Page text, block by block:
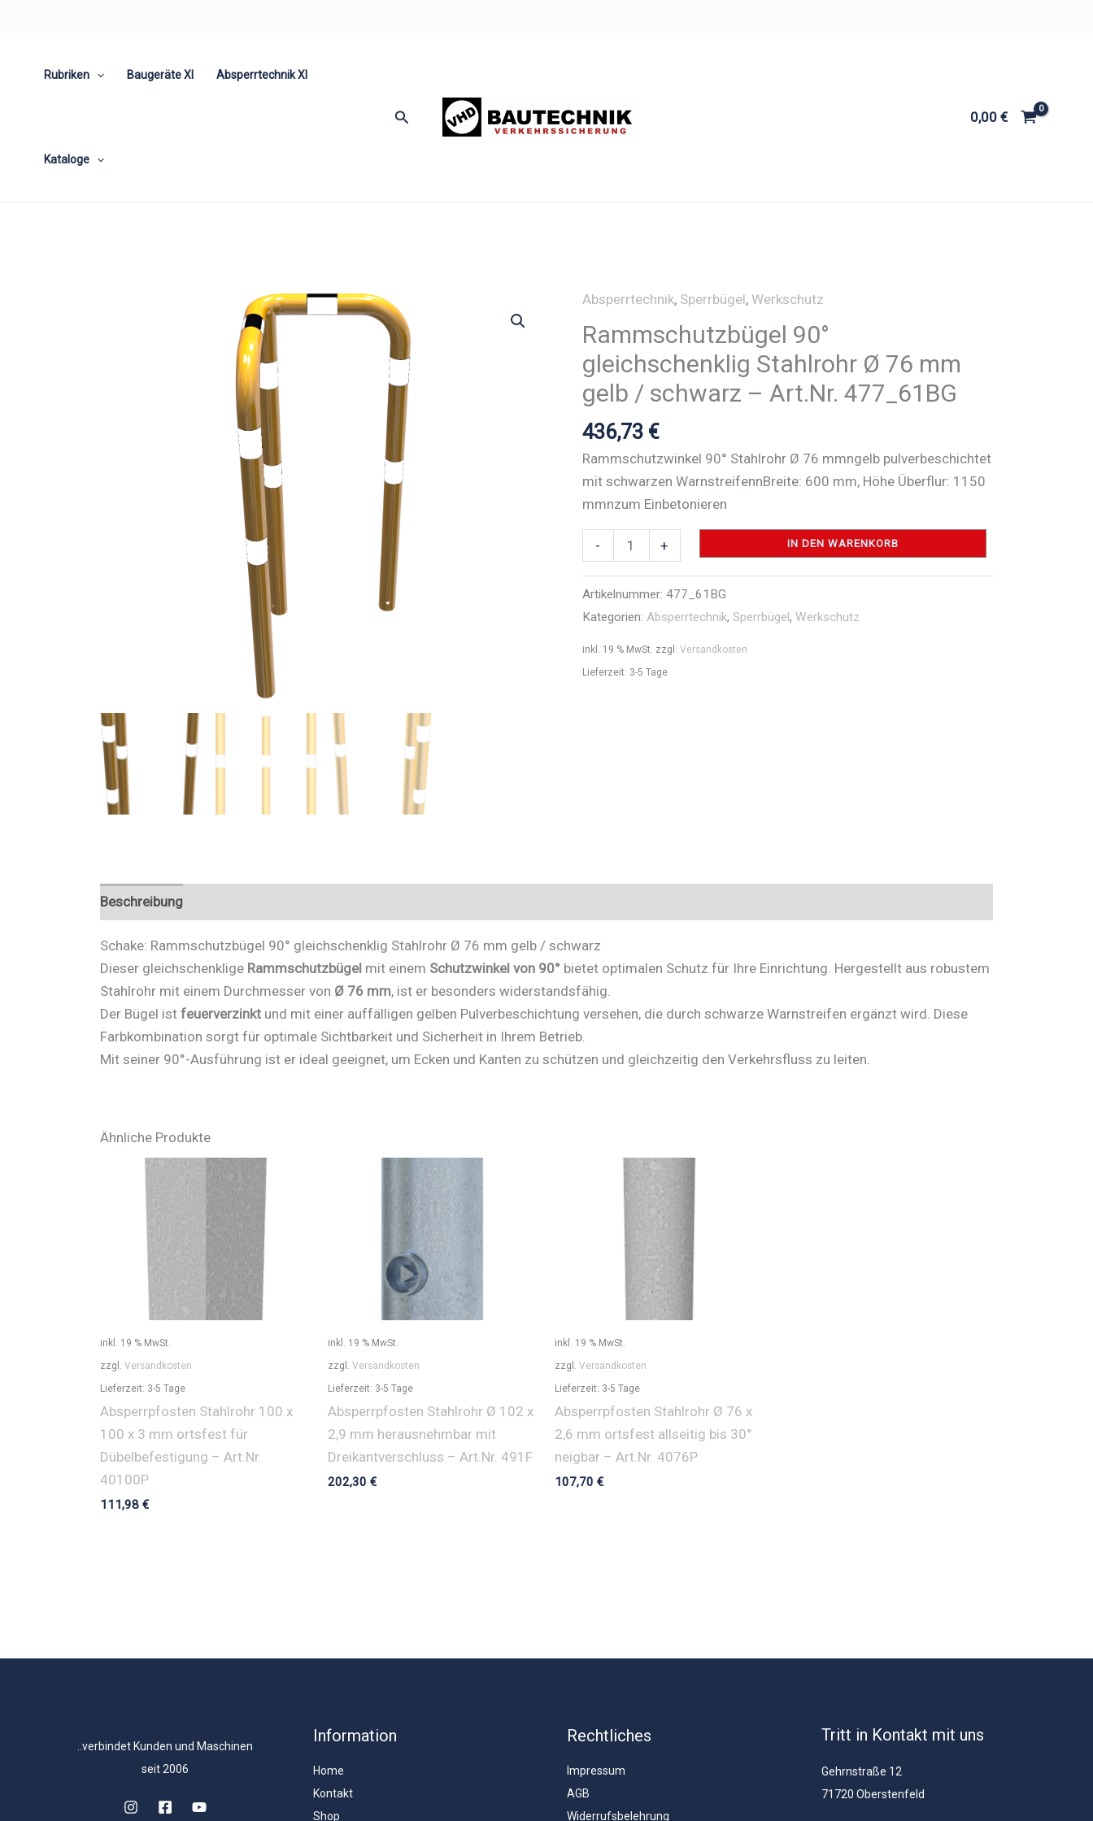
Rubriken Baugeräte XI Absperrtechnik XI
Kataloge
Suchen 0,00 €
Absperrtechnik, Sperrbügel, Werkschutz
Rammschutzbügel 90°
gleichschenklig Stahlrohr Ø 76 mm
gelb / schwarz – Art.Nr. 477_61BG
436,73 €
Rammschutzwinkel 90° Stahlrohr Ø 76 mmngelb pulverbeschichtet
mit schwarzen WarnstreifennBreite: 600 mm, Höhe Überflur: 1150
mmnzum Einbetonieren
-
Rammschutzbügel
90°
gleichschenklig
Stahlrohr
76
mm
+ IN DEN WARENKORB
Artikelnummer: 477_61BG
Kategorien: Absperrtechnik, Sperrbügel, Werkschutz
inkl. 19 % MwSt. zzgl. Versandkosten
Lieferzeit: 3-5 Tage
Beschreibung
Schake: Rammschutzbügel 90° gleichschenklig Stahlrohr Ø 76 mm gelb / schwarz
Dieser gleichschenklige Rammschutzbügel mit einem Schutzwinkel von 90° bietet optimalen Schutz für Ihre Einrichtung. Hergestellt aus robustem
Stahlrohr mit einem Durchmesser von Ø 76 mm, ist er besonders widerstandsfähig.
Der Bügel ist feuerverzinkt und mit einer auffälligen gelben Pulverbeschichtung versehen, die durch schwarze Warnstreifen ergänzt wird. Diese
Farbkombination sorgt für optimale Sichtbarkeit und Sicherheit in Ihrem Betrieb.
Mit seiner 90°-Ausführung ist er ideal geeignet, um Ecken und Kanten zu schützen und gleichzeitig den Verkehrsfluss zu leiten.
Ähnliche Produkte
inkl. 19 % MwSt.
zzgl. Versandkosten
Lieferzeit: 3-5 Tage
Absperrpfosten Stahlrohr 100 x
100 x 3 mm ortsfest für
Dübelbefestigung – Art.Nr.
40100P
111,98 €
inkl. 19 % MwSt.
zzgl. Versandkosten
Lieferzeit: 3-5 Tage
Absperrpfosten Stahlrohr Ø 102 x
2,9 mm herausnehmbar mit
Dreikantverschluss – Art.Nr. 491F
202,30 €
inkl. 19 % MwSt.
zzgl. Versandkosten
Lieferzeit: 3-5 Tage
Absperrpfosten Stahlrohr Ø 76 x
2,6 mm ortsfest allseitig bis 30°
neigbar – Art.Nr. 4076P
107,70 €
..verbindet Kunden und Maschinen
seit 2006
Information
Home
Kontakt
Shop
Rechtliches
Impressum
AGB
Widerrufsbelehrung
Tritt in Kontakt mit uns
Gehrnstraße 12
71720 Oberstenfeld